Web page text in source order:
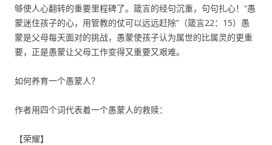
够使人心翻转的重要里程碑了。箴言的经句沉重，句句扎心！“愚
蒙迷住孩子的心，用管教的仗可以远远赶除”（箴言22：15）愚
蒙是父母每天面对的挑战，愚蒙使孩子认为属世的比属灵的更重
要，正是愚蒙让父母工作变得又重要又艰难。
如何养育一个愚蒙人？
作者用四个词代表着一个愚蒙人的救赎：
【荣耀】